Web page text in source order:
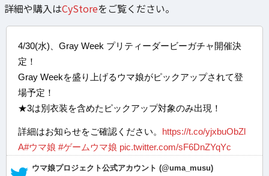
詳細や購入はCyStoreをご覧ください。
4/30(水)、Gray Week プリティーダービーガチャ開催決
定！
Gray Weekを盛り上げるウマ娘がピックアップされて登
場予定！
★3は別衣装を含めたピックアップ対象のみ出現！
詳細はお知らせをご確認ください。
https://t.co/yjxbuObZl
A#ウマ娘 #ゲームウマ娘 pic.twitter.com/sF6DnZYqYc
— ウマ娘プロジェクト公式アカウント (@uma_musu)